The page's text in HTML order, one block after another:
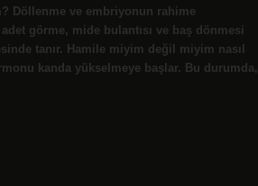
Döllenme ve embriyonun rahime
görme, mide bulantısı ve baş dönmesi
tanır. Hamile miyim değil miyim nasıl
kanda yükselmeye başlar. Bu durumda,